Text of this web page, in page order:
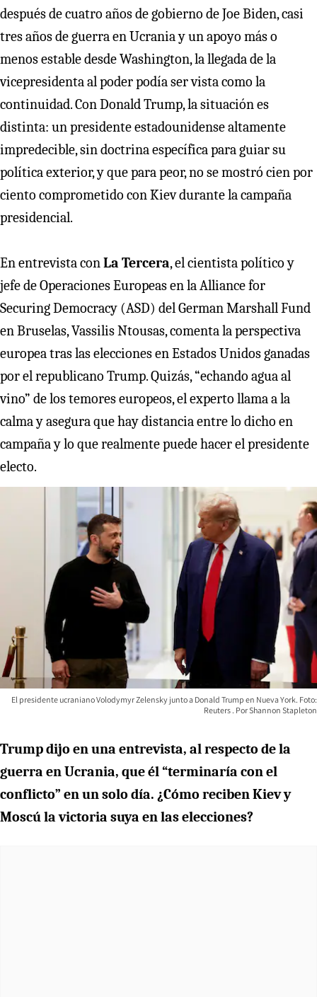
después de cuatro años de gobierno de Joe Biden, casi
tres años de guerra en Ucrania y un apoyo más o
menos estable desde Washington, la llegada de la
vicepresidenta al poder podía ser vista como la
continuidad. Con Donald Trump, la situación es
distinta: un presidente estadounidense altamente
impredecible, sin doctrina específica para guiar su
política exterior, y que para peor, no se mostró cien por
ciento comprometido con Kiev durante la campaña
presidencial.
En entrevista conLa Tercera, el cientista político y
jefe de Operaciones Europeas en la Alliance for
Securing Democracy (ASD) del German Marshall Fund
en Bruselas, Vassilis Ntousas, comenta la perspectiva
europea tras las elecciones en Estados Unidos ganadas
por el republicano Trump. Quizás, “echando agua al
vino” de los temores europeos, el experto llama a la
calma y asegura que hay distancia entre lo dicho en
campaña y lo que realmente puede hacer el presidente
electo.
El presidente ucraniano Volodymyr Zelensky junto a Donald Trump en Nueva York. Foto:
Reuters
Shannon Stapleton
Trump dijo en una entrevista, al respecto de la
guerra en Ucrania, que él “terminaría con el
conflicto” en un solo día. ¿Cómo reciben Kiev y
Moscú la victoria suya en las elecciones?